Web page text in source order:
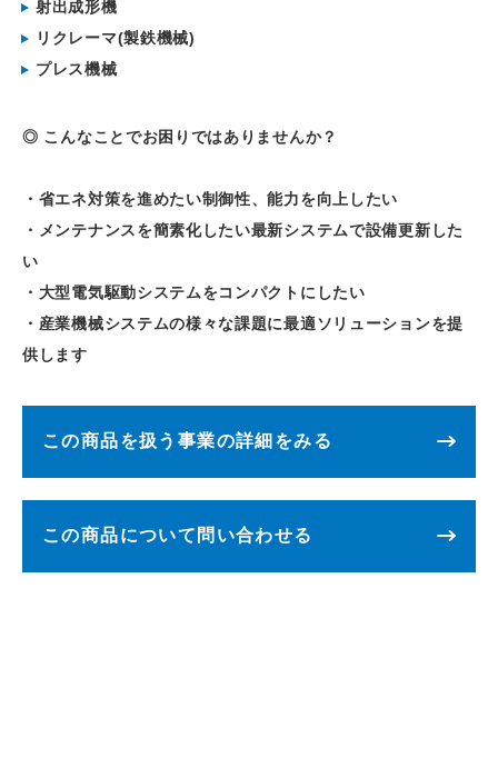
射出成形機
リクレーマ(製鉄機械)
プレス機械
◎ こんなことでお困りではありませんか？
・省エネ対策を進めたい制御性、能力を向上したい
・メンテナンスを簡素化したい最新システムで設備更新した
い
・大型電気駆動システムをコンパクトにしたい
・産業機械システムの様々な課題に最適ソリューションを提
供します
この商品を扱う事業の詳細をみる
この商品について問い合わせる